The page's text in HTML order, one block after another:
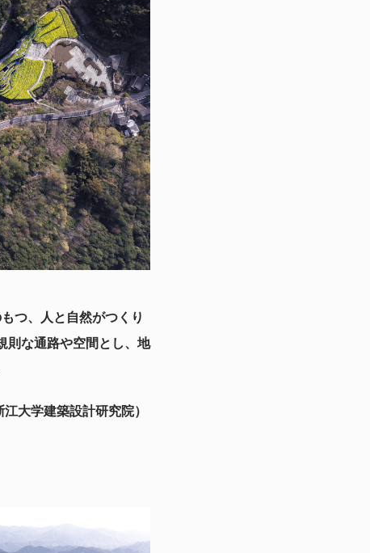
つ、人と自然がつくり
則な通路や空間とし、地
学建築設計研究院）